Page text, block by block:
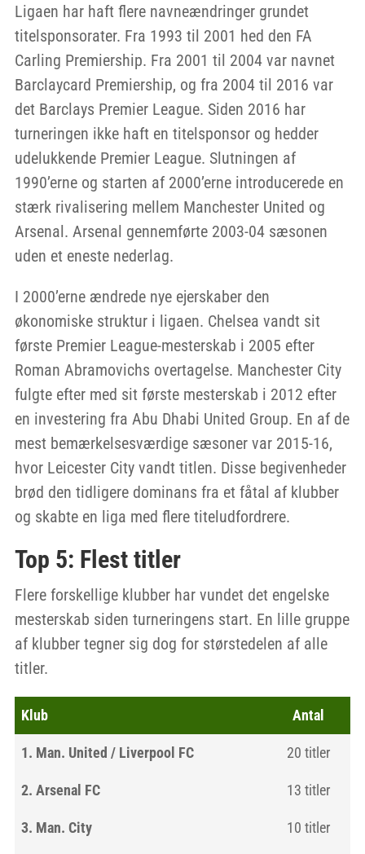
Ligaen har haft flere navneændringer grundet
titelsponsorater. Fra 1993 til 2001 hed den FA
Carling Premiership. Fra 2001 til 2004 var navnet
Barclaycard Premiership, og fra 2004 til 2016 var
det Barclays Premier League. Siden 2016 har
turneringen ikke haft en titelsponsor og hedder
udelukkende Premier League. Slutningen af
1990’erne og starten af 2000’erne introducerede en
stærk rivalisering mellem Manchester United og
Arsenal. Arsenal gennemførte 2003-04 sæsonen
uden et eneste nederlag.
I 2000’erne ændrede nye ejerskaber den
økonomiske struktur i ligaen. Chelsea vandt sit
første Premier League-mesterskab i 2005 efter
Roman Abramovichs overtagelse. Manchester City
fulgte efter med sit første mesterskab i 2012 efter
en investering fra Abu Dhabi United Group. En af de
mest bemærkelsesværdige sæsoner var 2015-16,
hvor Leicester City vandt titlen. Disse begivenheder
brød den tidligere dominans fra et fåtal af klubber
og skabte en liga med flere titeludfordrere.
Top 5: Flest titler
Flere forskellige klubber har vundet det engelske
mesterskab siden turneringens start. En lille gruppe
af klubber tegner sig dog for størstedelen af alle
titler.
Klub Antal
1. Man. United / Liverpool FC 20 titler
2. Arsenal FC 13 titler
3. Man. City 10 titler